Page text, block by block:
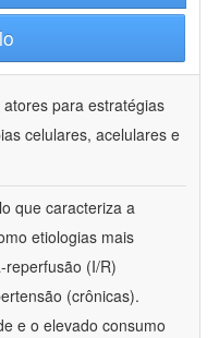
para estratégias
celulares, acelulares e
que caracteriza a
etiologias mais
reperfusão (I/R)
(crônicas).
e o elevado consumo